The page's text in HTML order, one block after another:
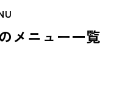
メニュー一覧